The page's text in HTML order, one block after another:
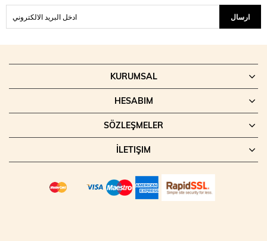
ارسال
KURUMSAL
HESABIM
SÖZLEŞMELER
İLETIŞIM